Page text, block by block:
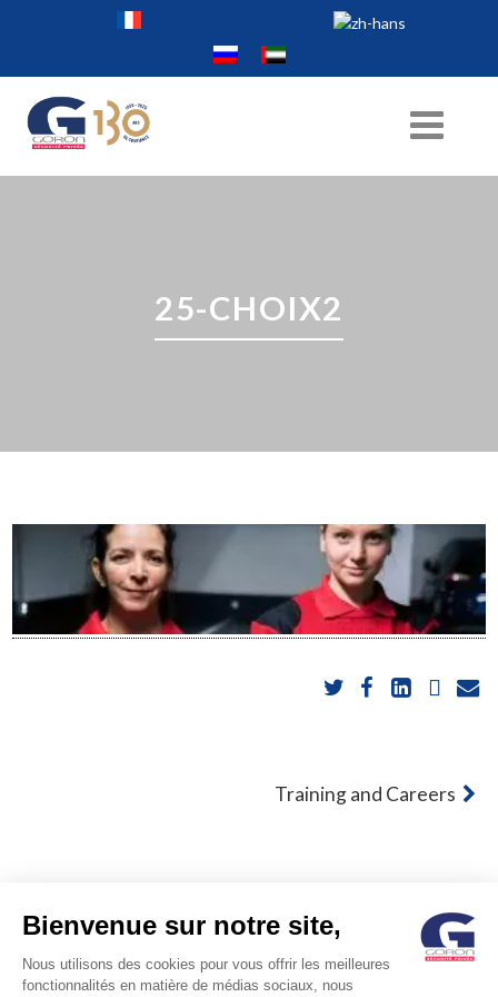
25-CHOIX2
Training and Careers
© GORON S.A. /1, rue d’Anjou – 92600 ASNIERES –
Bienvenue sur notre site,
Nous utilisons des cookies pour vous offrir les meilleures
fonctionnalités en matière de médias sociaux, nous